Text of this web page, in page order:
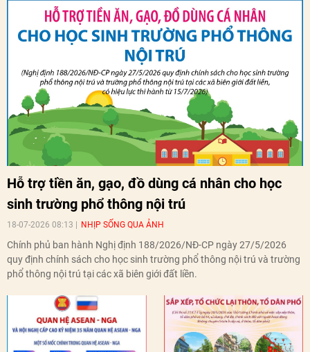
Hỗ trợ tiền ăn, gạo, đồ dùng cá nhân cho học
sinh trường phổ thông nội trú
18-07-2026 08:13 NHỊP SỐNG QUA ẢNH
Chính phủ ban hành Nghị định 188/2026/NĐ-CP ngày 27/5/2026
quy định chính sách cho học sinh trường phổ thông nội trú và trường
phổ thông nội trú tại các xã biên giới đất liền.